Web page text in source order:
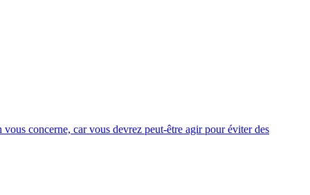
concerne, car vous devrez peut-être agir pour éviter des